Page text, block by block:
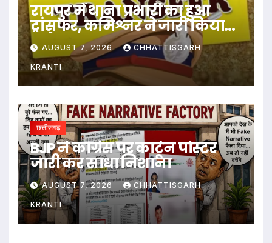
रायपुर में थाना प्रभारी का हुआ
ट्रांसफर, कमिश्नर ने जारी किया
आदेश
AUGUST 7, 2026 CHHATTISGARH
KRANTI
छत्तीसगढ़
BJP ने कांग्रेस पर कार्टून पोस्टर
जारी कर साधा निशाना
AUGUST 7, 2026 CHHATTISGARH
KRANTI